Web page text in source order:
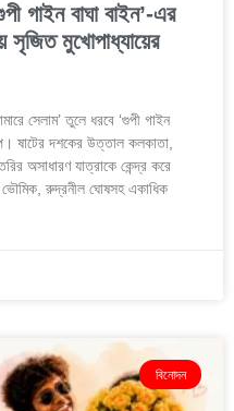
গাইন বাঘা বাইন’-এর
সৃজিত মুখোপাধ্যায়ের
সেলাম’ তুলে ধরবে ‘গুপী গাইন
ষাটের দশকের উত্তাল কলকাতা,
অসাধারণ যাত্রাকে কেন্দ্র করে
রুদ্রনীল ঘোষসহ একাধিক
বিনোদন